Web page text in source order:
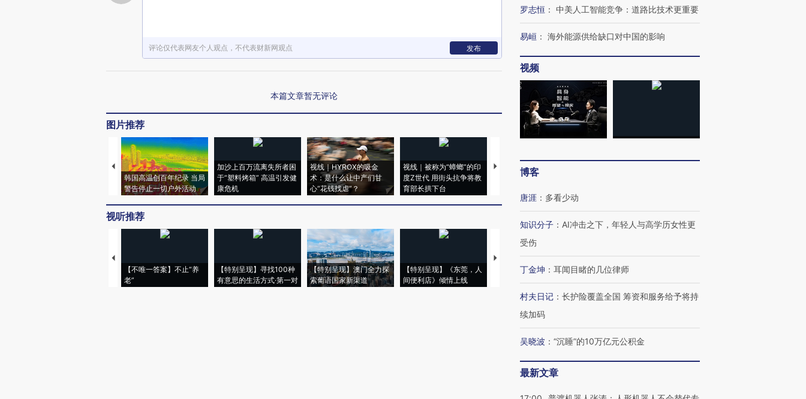
评论仅代表网友个人观点，不代表财新网观点 发布
本篇文章暂无评论
图片推荐
韩国高温创百年纪录 当局
警告停止一切户外活动
加沙上百万流离失所者困
于“塑料烤箱” 高温引发健
康危机
视线｜HYROX的吸金
术：是什么让中产们甘
心“花钱找虐”？
视线｜被称为“蟑螂”的印
度Z世代 用街头抗争将教
育部长拱下台
视线｜“入侵”还是“人道危
机”？难民潮撕裂西班牙
视听推荐
【不唯一答案】不止“养
老”
【特别呈现】寻找100种
有意思的生活方式·第一对
【特别呈现】澳门全力探
索葡语国家新渠道
【特别呈现】《东莞，人
间便利店》倾情上线
【推广】走进第四届链博
会，让数智科技“链”接产
【特别呈现】寻找100种
【商旅对话】华住集团
罗志恒 ： 中美人工智能竞争：道路比技术更重要
易峘 ： 海外能源供给缺口对中国的影响
视频
博客
唐涯 ： 多看少动
知识分子 ： AI冲击之下，年轻人与高学历女性更
受伤
丁金坤 ： 耳闻目睹的几位律师
村夫日记 ： 长护险覆盖全国 筹资和服务给予将持
续加码
吴晓波 ： “沉睡”的10万亿元公积金
最新文章